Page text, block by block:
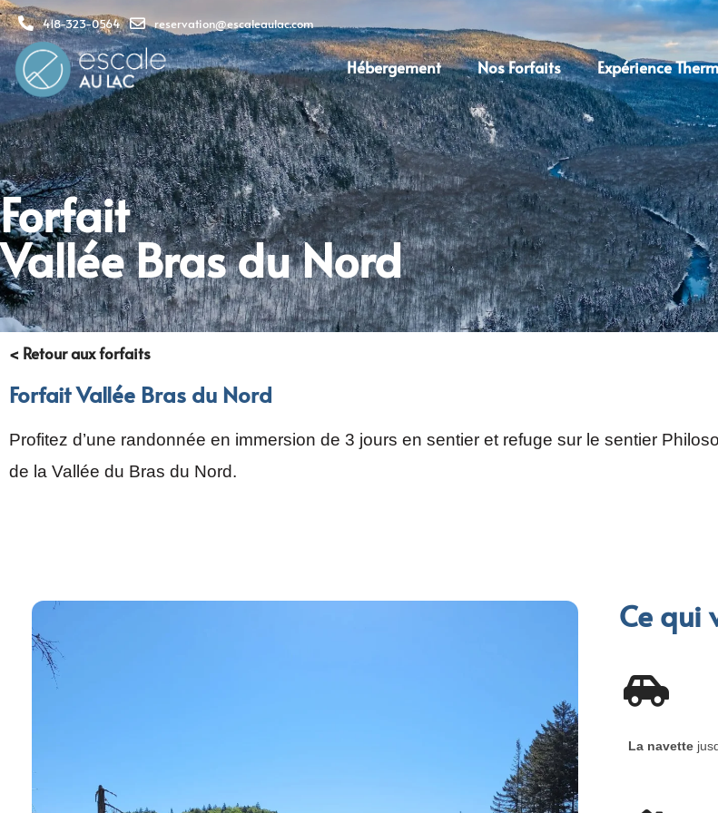
418-323-0564 reservation@escaleaulac.com
Hébergement Nos Forfaits Expérience
Forfait
Vallée Bras du Nord
< Retour aux forfaits
Forfait Vallée Bras du Nord
Profitez d’une randonnée en immersion de 3 jours en sentier et refuge sur le sentier
de la Vallée du Bras du Nord.
Ce qui
La navette